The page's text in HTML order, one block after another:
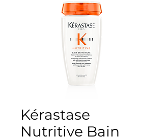
Kérastase
Nutritive Bain